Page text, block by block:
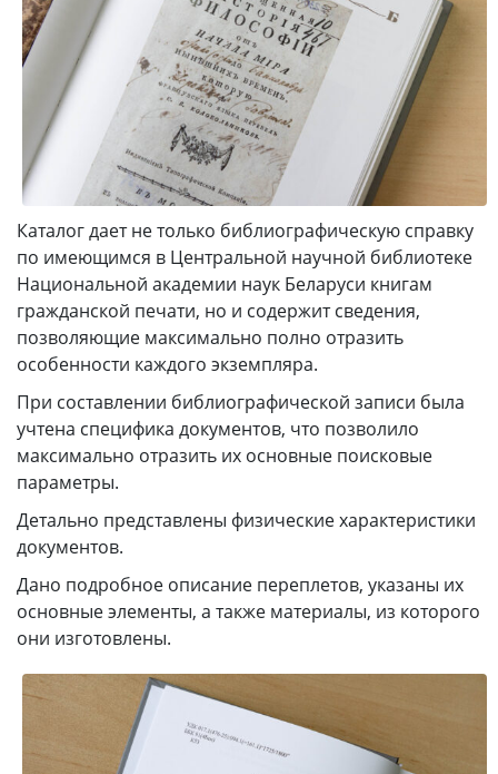
Каталог дает не только библиографическую справку
по имеющимся в Центральной научной библиотеке
Национальной академии наук Беларуси книгам
гражданской печати, но и содержит сведения,
позволяющие максимально полно отразить
особенности каждого экземпляра.
При составлении библиографической записи была
учтена специфика документов, что позволило
максимально отразить их основные поисковые
параметры.
Детально представлены физические характеристики
документов.
Дано подробное описание переплетов, указаны их
основные элементы, а также материалы, из которого
они изготовлены.